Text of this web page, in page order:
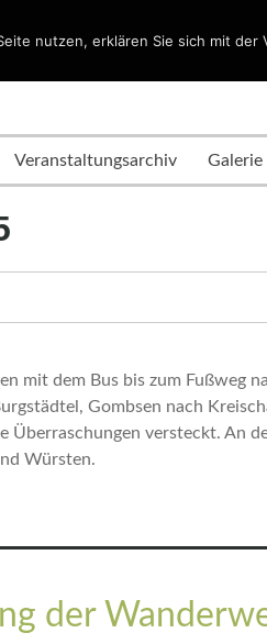
Veranstaltungsarchiv Galerie
mit dem Bus bis zum Fußweg
Gombsen nach
versteckt. An
Würsten.
der
nutzen, erklären Sie sich mit